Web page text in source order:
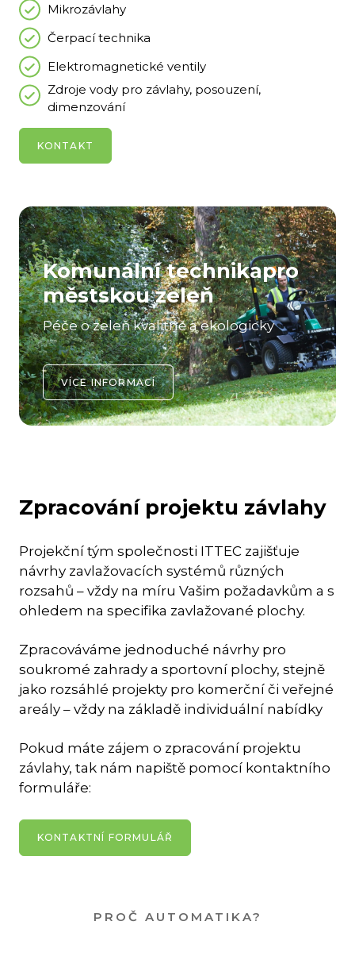
Mikrozávlahy
Čerpací technika
Elektromagnetické ventily
Zdroje vody pro závlahy, posouzení,
dimenzování
KONTAKT
Komunální technikapro
městskou zeleň
Péče o zeleň kvalitně a ekologicky
VÍCE INFORMACÍ
Zpracování projektu závlahy
Projekční tým společnosti ITTEC zajišťuje
návrhy zavlažovacích systémů různých
rozsahů – vždy na míru Vašim požadavkům a s
ohledem na specifika zavlažované plochy.
Zpracováváme jednoduché návrhy pro
soukromé zahrady a sportovní plochy, stejně
jako rozsáhlé projekty pro komerční či veřejné
areály – vždy na základě individuální nabídky
Pokud máte zájem o zpracování projektu
závlahy, tak nám napiště pomocí kontaktního
formuláře:
KONTAKTNÍ FORMULÁŘ
PROČ AUTOMATIKA?